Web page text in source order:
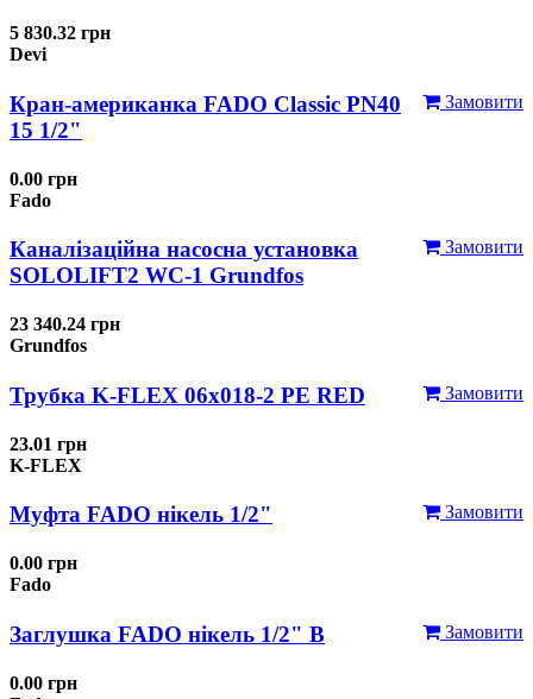
5 830.32 грн
Devi
Замовити
Кран-американка FADO Classic PN40
15 1/2"
0.00 грн
Fado
Замовити
Каналізаційна насосна установка
SOLOLIFT2 WC-1 Grundfos
23 340.24 грн
Grundfos
Замовити
Трубка K-FLEX 06x018-2 РЕ RED
23.01 грн
K-FLEX
Замовити
Муфта FADO нікель 1/2"
0.00 грн
Fado
Замовити
Заглушка FADO нікель 1/2" В
0.00 грн